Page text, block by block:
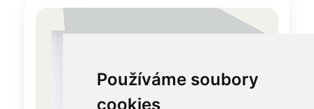
Používáme soubory
cookies